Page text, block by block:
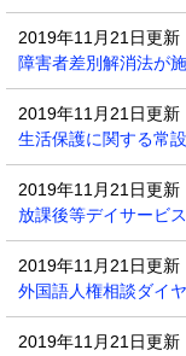
2019年11月21日更新
障害者差別解消法が
2019年11月21日更新
生活保護に関する常
2019年11月21日更新
放課後等デイサービ
2019年11月21日更新
外国語人権相談ダイ
2019年11月21日更新